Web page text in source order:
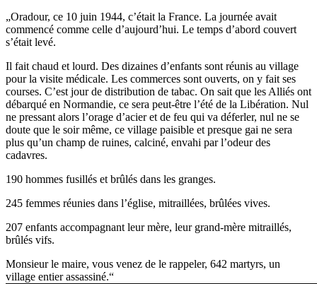
„Oradour, ce 10 juin 1944, c’était la France. La journée avait
commencé comme celle d’aujourd’hui. Le temps d’abord couvert
s’était levé.
Il fait chaud et lourd. Des dizaines d’enfants sont réunis au village
pour la visite médicale. Les commerces sont ouverts, on y fait ses
courses. C’est jour de distribution de tabac. On sait que les Alliés ont
débarqué en Normandie, ce sera peut-être l’été de la Libération. Nul
ne pressant alors l’orage d’acier et de feu qui va déferler, nul ne se
doute que le soir même, ce village paisible et presque gai ne sera
plus qu’un champ de ruines, calciné, envahi par l’odeur des
cadavres.
190 hommes fusillés et brûlés dans les granges.
245 femmes réunies dans l’église, mitraillées, brûlées vives.
207 enfants accompagnant leur mère, leur grand-mère mitraillés,
brûlés vifs.
Monsieur le maire, vous venez de le rappeler, 642 martyrs, un
village entier assassiné.“